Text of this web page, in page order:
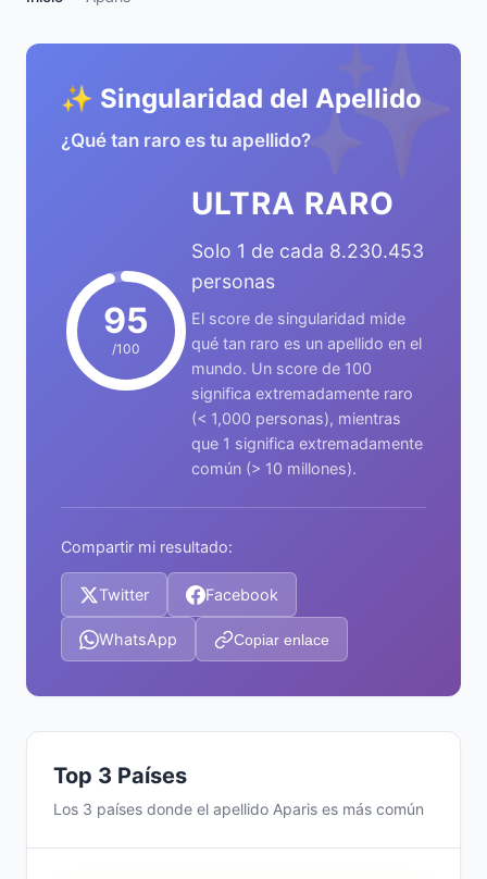
✨
✨ Singularidad del Apellido
¿Qué tan raro es tu apellido?
95
/100
ULTRA RARO
Solo 1 de cada 8.230.453
personas
El score de singularidad mide
qué tan raro es un apellido en el
mundo. Un score de 100
significa extremadamente raro
(< 1,000 personas), mientras
que 1 significa extremadamente
común (> 10 millones).
Compartir mi resultado:
Twitter Facebook
WhatsApp Copiar enlace
Top 3 Países
Los 3 países donde el apellido Aparis es más común